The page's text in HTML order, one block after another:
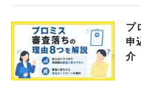
プ
申
介